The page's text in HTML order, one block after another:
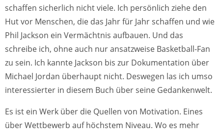
schaffen sicherlich nicht viele. Ich persönlich ziehe den
Hut vor Menschen, die das Jahr für Jahr schaffen und wie
Phil Jackson ein Vermächtnis aufbauen. Und das
schreibe ich, ohne auch nur ansatzweise Basketball-Fan
zu sein. Ich kannte Jackson bis zur Dokumentation über
Michael Jordan überhaupt nicht. Deswegen las ich umso
interessierter in diesem Buch über seine Gedankenwelt.
Es ist ein Werk über die Quellen von Motivation. Eines
über Wettbewerb auf höchstem Niveau. Wo es mehr